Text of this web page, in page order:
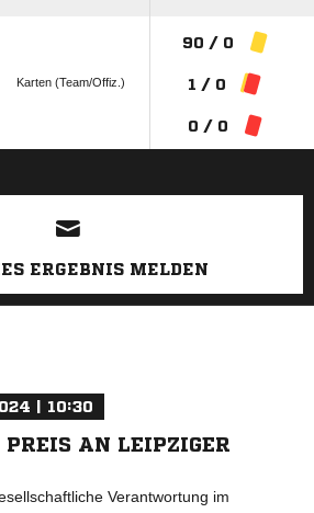
Karten (Team/Offiz.)
90 / 0
1 / 0
0 / 0
ANZEIGE
ERGEBNIS MELDEN
| 10:30
PREIS AN LEIPZIGER
Verantwortung im